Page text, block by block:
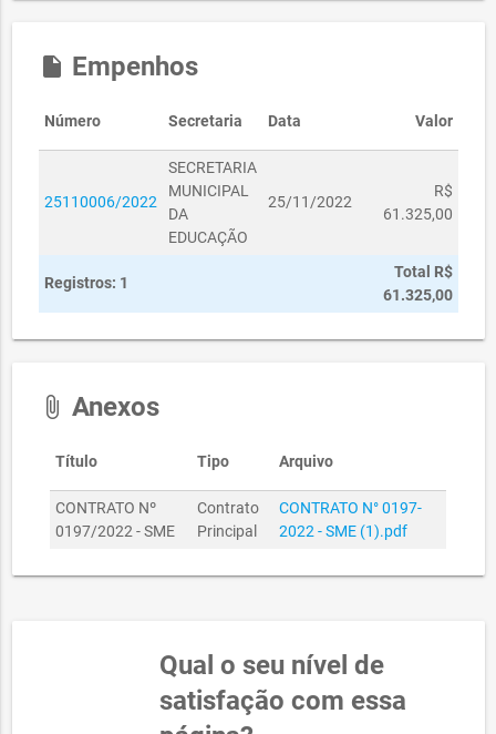
insert_drive_file Empenhos
Número Secretaria Data Valor
25110006/2022
SECRETARIA
MUNICIPAL
DA
EDUCAÇÃO
25/11/2022
R$
61.325,00
Registros: 1
Total R$
61.325,00
attach_file Anexos
Título Tipo Arquivo
CONTRATO Nº
0197/2022 - SME
Contrato
Principal
CONTRATO N° 0197-
2022 - SME (1).pdf
Qual o seu nível de
satisfação com essa